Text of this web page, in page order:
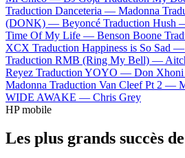
Traduction Danceteria — Madonna
(DONK) — Beyoncé Traduction Hush
Time Of My Life — Benson Boone
XCX Traduction Happiness is So Sad —
Traduction RMB (Ring My Bell) —
Reyez Traduction YOYO — Don Xhoni
Madonna Traduction Van Cleef Pt 2 —
WIDE AWAKE — Chris Grey
HP mobile
Les plus grands succès